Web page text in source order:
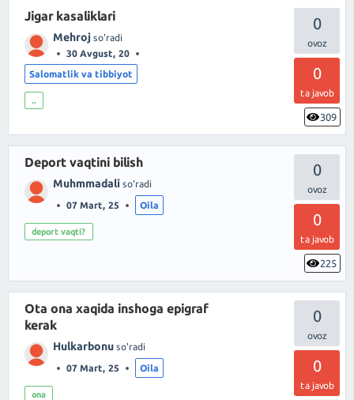
0
0
ta javob
309
Jigar kasaliklari
Mehroj so'radi
30 Avgust, 20
Salomatlik va tibbiyot
..
0
0
ta javob
225
Deport vaqtini bilish
Muhmmadali so'radi
07 Mart, 25 Oila
deport vaqti?
0
0
ta javob
Ota ona xaqida inshoga epigraf
kerak
Hulkarbonu so'radi
07 Mart, 25 Oila
ona